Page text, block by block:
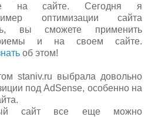
на сайте. Сегодня я
оптимизации сайта
вы сможете применить
и на своем сайте.
об этом!
staniv.ru выбрала довольно
под AdSense, особенно на
сайт все еще можно